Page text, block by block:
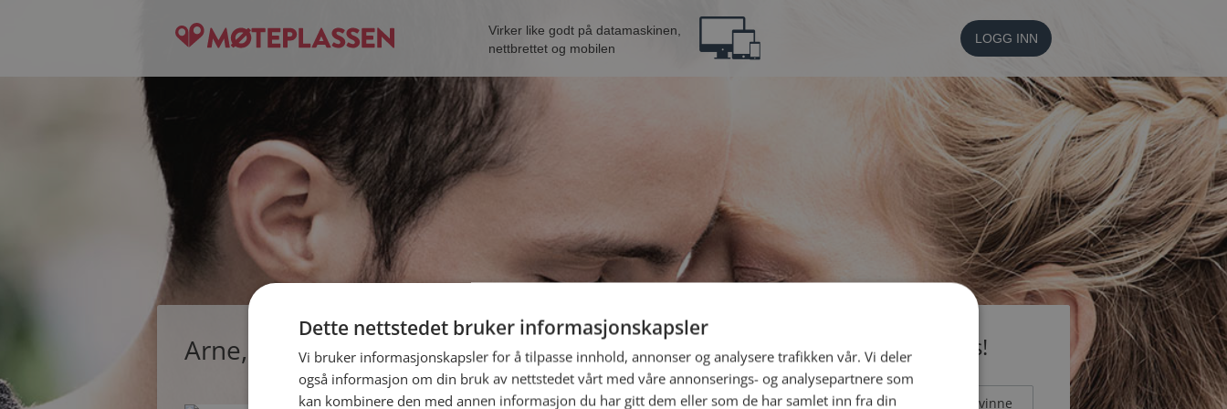
Virker like godt på datamaskinen,
nettbrettet og mobilen
LOGG INN
Arne, single mann fra Lillestrøm Bli medlem gratis!
Jeg er en: Mann Kvinne
Dette nettstedet bruker informasjonskapsler
Vi bruker informasjonskapsler for å tilpasse innhold, annonser og analysere trafikken vår. Vi deler
også informasjon om din bruk av nettstedet vårt med våre annonserings- og analysepartnere som
kan kombinere den med annen informasjon du har gitt dem eller som de har samlet inn fra din